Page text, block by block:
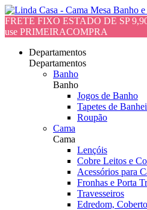
FRETE FIXO ESTADO DE SP
use PRIMEIRACOMPRA
Departamentos
Departamentos
Banho
Banho
Jogos de Banho
Tapetes de
Roupão
Cama
Cama
Lençóis
Cobre Leitos e
Acessórios para
Fronhas e Porta
Travesseiros
Edredom,